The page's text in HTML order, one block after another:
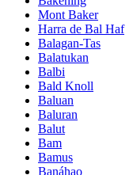
Mont Baker
Harra de Bal Haf
Balagan-Tas
Balatukan
Balbi
Bald Knoll
Baluan
Baluran
Balut
Bam
Bamus
Banáhao